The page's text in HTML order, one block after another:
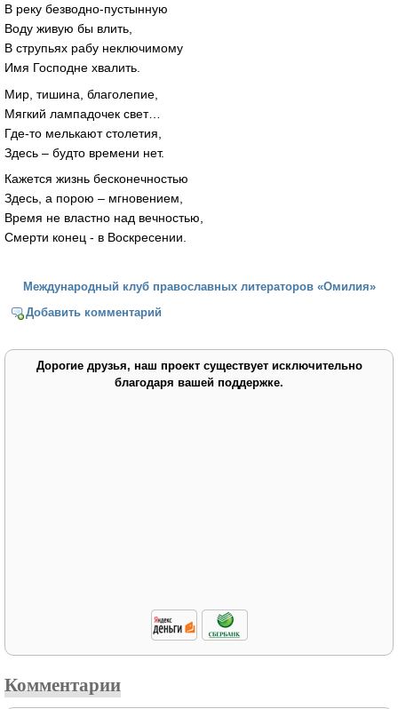
В реку безводно-пустынную
Воду живую бы влить,
В струпьях рабу неключимому
Имя Господне хвалить.
Мир, тишина, благолепие,
Мягкий лампадочек свет…
Где-то мелькают столетия,
Здесь – будто времени нет.
Кажется жизнь бесконечностью
Здесь, а порою – мгновением,
Время не властно над вечностью,
Смерти конец - в Воскресении.
Международный клуб православных литераторов «Омилия»
Добавить комментарий
Дорогие друзья, наш проект существует исключительно
благодаря вашей поддержке.
Комментарии